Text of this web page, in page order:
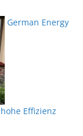
German Energy
Effizienz